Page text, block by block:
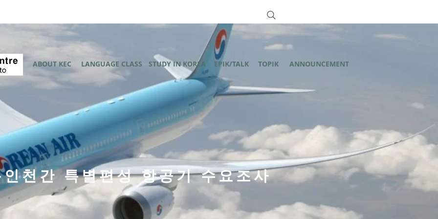
천간 특별편성 항공기 수요조사
ABOUT KEC LANGUAGE CLASS STUDY IN KOREA EPIK/TALK TOPIK ANNOUNCEMENT